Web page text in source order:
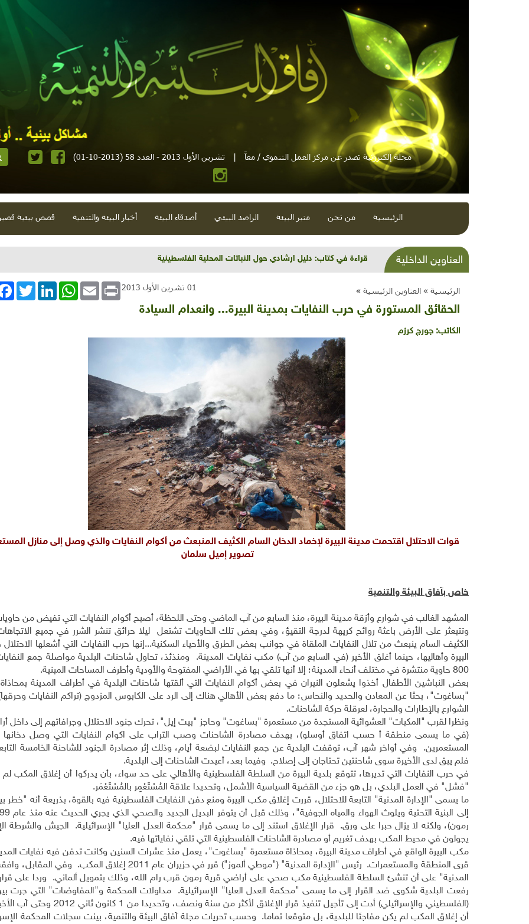
مجلة إلكترونية تصدر عن مركز العمل التنموي / معاً | تشرين الأول 2013 - العدد 58 (2013-10-01)
الرئيسية من نحن منبر البيئة الراصد البيئي أصدقاء البيئة أخبار البيئة والتنمية قصص بيئية
العناوين الداخلية الرمان بملّي القلب ايمان
الرئيسية » العناوين الرئيسية »
TwitterLinkedInWhatsApp Email Print 01 تشرين الأول 2013
الحقائق المستورة في حرب النفايات بمدينة البيرة... وانعدام السيادة
الكاتب: جورج كرزم
قوات الاحتلال اقتحمت مدينة البيرة لإخماد الدخان السام الكثيف المنبعث من أكوام النفايات والذي وصل إلى منازل
تصوير إميل سلمان
خاص بآفاق البيئة والتنمية
المشهد الغالب في شوارع وأزقة مدينة البيرة، منذ السابع من آب الماضي وحتى اللحظة، أصبح أكوام النفايات التي تفيض من
وتتبعثر على الأرض باعثة روائح كريهة لدرجة التقيؤ، وفي بعض تلك الحاويات تشتعل ليلا حرائق تنشر الشرر في جميع
الكثيف السام ينبعث من تلال النفايات الملقاة في جوانب بعض الطرق والأحياء السكنية...إنها حرب النفايات التي أشعلها
البيرة وأهاليها، حينما أغلق الأخير (في السابع من آب) مكب نفايات المدينة. ومنذئذ، تحاول شاحنات البلدية مواصلة جمع
800 حاوية منتشرة في مختلف أنحاء المدينة؛ إلا أنها تلقي بها في الأراضي المفتوحة والأودية وأطرف المساحات المبنية.
بعض النباشين الأطفال أخذوا يشعلون النيران في بعض أكوام النفايات التي ألقتها شاحنات البلدية في أطراف المدينة
"بساغوت"، بحثا عن المعادن والحديد والنحاس؛ ما دفع بعض الأهالي هناك إلى الرد على الكابوس المزدوج (تراكم النفايات
الشوارع بالإطارات والحجارة، لعرقلة حركة الشاحنات.
ونظرا لقرب "المكبات" العشوائية المستجدة من مستعمرة "بساغوت" وحاجز "بيت إيل"، تحرك جنود الاحتلال وجرافاتهم إلى داخل
(في ما يسمى منطقة أ حسب اتفاق أوسلو)، بهدف مصادرة الشاحنات وصب التراب على اكوام النفايات التي وصل دخانها
المستعمرين. وفي أواخر شهر آب، توقفت البلدية عن جمع النفايات لبضعة أيام، وذلك إثر مصادرة الجنود للشاحنة الخامسة
فلم يبق لدى الأخيرة سوى شاحنتين تحتاجان إلى إصلاح. وفيما بعد، أعيدت الشاحنات إلى البلدية.
في حرب النفايات التي تديرها، تتوقع بلدية البيرة من السلطة الفلسطينية والأهالي على حد سواء، بأن يدركوا أن إغلاق المكب
"فشل" في العمل البلدي، بل هو جزء من القضية السياسية الأشمل، وتحديدا علاقة المُسْتَعْمِر بالمُسْتَعْمَر.
ما يسمى "الإدارة المدنية" التابعة للاحتلال، قررت إغلاق مكب البيرة ومنع دفن النفايات الفلسطينية فيه بالقوة، بذريعة أنه "خطر
رمون)، ولكنه لا يزال حبرا على ورق. قرار الإغلاق استند إلى ما يسمى قرار "محكمة العدل العليا" الإسرائيلية. الجيش والشرطة
يجولون في محيط المكب بهدف تغريم أو مصادرة الشاحنات الفلسطينية التي تلقي نفاياتها فيه.
مكب البيرة الواقع في أطراف مدينة البيرة، بمحاذاة مستعمرة "بساغوت"، يعمل منذ عشرات السنين وكانت تدفن فيه نفايات
قرى المنطقة والمستعمرات. رئيس "الإدارة المدنية" ("موطي ألموز") قرر في حزيران عام 2011 إغلاق
المدنية" على أن تنشئ السلطة الفلسطينية مكب صحي على أراضي قرية رمون قرب رام الله، وذلك بتمويل ألماني. وردا على قرار
رفعت البلدية شكوى ضد القرار إلى ما يسمى "محكمة العدل العليا" الإسرائيلية. مداولات المحكمة و"المفاوضات" التي جرت
(الفلسطيني والإسرائيلي) أدت إلى تأجيل تنفيذ قرار الإغلاق لأكثر من سنة
أن إغلاق المكب لم يكن مفاجئا للبلدية، بل متوقعا تماما. وحسب تحريات مجلة آفاق البيئة والتنمية، بينت سجلات المحكمة